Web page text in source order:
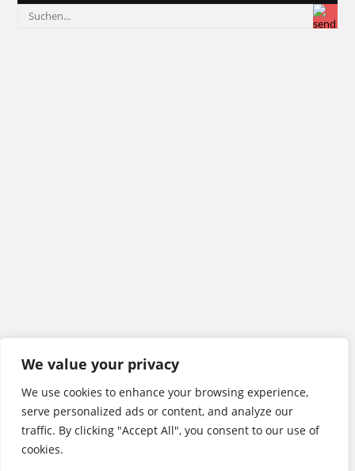
We value your privacy
We use cookies to enhance your browsing experience,
serve personalized ads or content, and analyze our
traffic. By clicking "Accept All", you consent to our use of
cookies.